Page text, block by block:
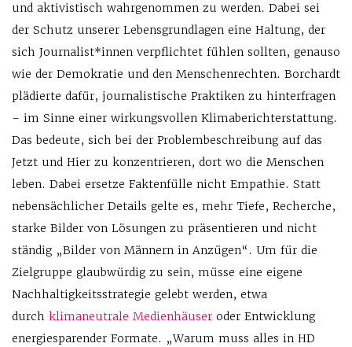
und aktivistisch wahrgenommen zu werden. Dabei sei
der Schutz unserer Lebensgrundlagen eine Haltung, der
sich Journalist*innen verpflichtet fühlen sollten, genauso
wie der Demokratie und den Menschenrechten. Borchardt
plädierte dafür, journalistische Praktiken zu hinterfragen
– im Sinne einer wirkungsvollen Klimaberichterstattung.
Das bedeute, sich bei der Problembeschreibung auf das
Jetzt und Hier zu konzentrieren, dort wo die Menschen
leben. Dabei ersetze Faktenfülle nicht Empathie. Statt
nebensächlicher Details gelte es, mehr Tiefe, Recherche,
starke Bilder von Lösungen zu präsentieren und nicht
ständig „Bilder von Männern in Anzügen“. Um für die
Zielgruppe glaubwürdig zu sein, müsse eine eigene
Nachhaltigkeitsstrategie gelebt werden, etwa
durch klimaneutrale Medienhäuser oder Entwicklung
energiesparender Formate. „Warum muss alles in HD